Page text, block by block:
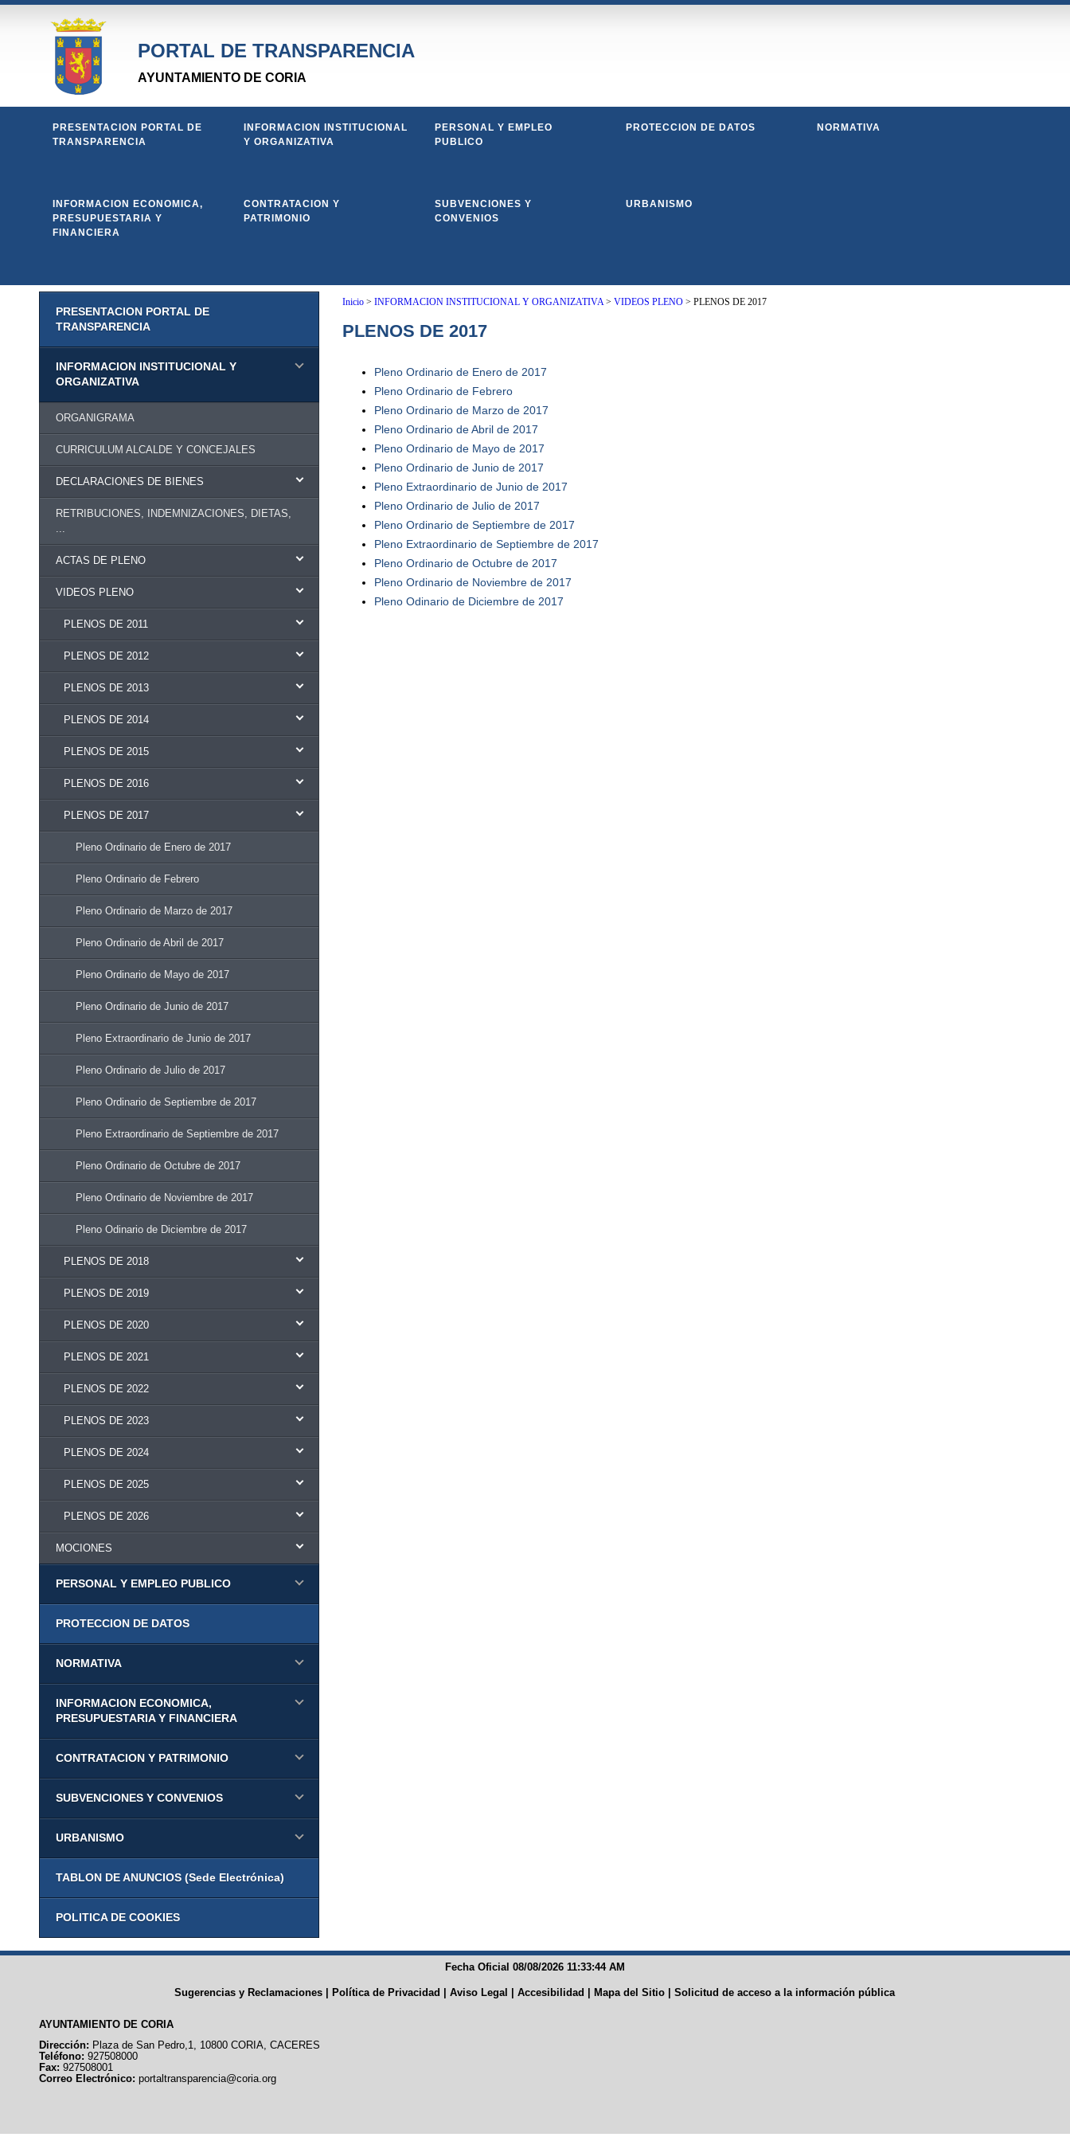
PORTAL DE TRANSPARENCIA
AYUNTAMIENTO DE CORIA
PRESENTACION PORTAL DE
TRANSPARENCIA
INFORMACION INSTITUCIONAL
Y ORGANIZATIVA
PERSONAL Y EMPLEO
PUBLICO
PROTECCION DE DATOS NORMATIVA
INFORMACION ECONOMICA,
PRESUPUESTARIA Y
FINANCIERA
CONTRATACION Y
PATRIMONIO
SUBVENCIONES Y
CONVENIOS
URBANISMO
PRESENTACION PORTAL DE
TRANSPARENCIA
INFORMACION INSTITUCIONAL Y
ORGANIZATIVA
ORGANIGRAMA
CURRICULUM ALCALDE Y CONCEJALES
DECLARACIONES DE BIENES
RETRIBUCIONES, INDEMNIZACIONES, DIETAS,
...
ACTAS DE PLENO
VIDEOS PLENO
PLENOS DE 2011
PLENOS DE 2012
PLENOS DE 2013
PLENOS DE 2014
PLENOS DE 2015
PLENOS DE 2016
PLENOS DE 2017
Pleno Ordinario de Enero de 2017
Pleno Ordinario de Febrero
Pleno Ordinario de Marzo de 2017
Pleno Ordinario de Abril de 2017
Pleno Ordinario de Mayo de 2017
Pleno Ordinario de Junio de 2017
Pleno Extraordinario de Junio de 2017
Pleno Ordinario de Julio de 2017
Pleno Ordinario de Septiembre de 2017
Pleno Extraordinario de Septiembre de 2017
Pleno Ordinario de Octubre de 2017
Pleno Ordinario de Noviembre de 2017
Pleno Odinario de Diciembre de 2017
PLENOS DE 2018
PLENOS DE 2019
PLENOS DE 2020
PLENOS DE 2021
PLENOS DE 2022
PLENOS DE 2023
PLENOS DE 2024
PLENOS DE 2025
PLENOS DE 2026
MOCIONES
PERSONAL Y EMPLEO PUBLICO
PROTECCION DE DATOS
NORMATIVA
INFORMACION ECONOMICA,
PRESUPUESTARIA Y FINANCIERA
CONTRATACION Y PATRIMONIO
SUBVENCIONES Y CONVENIOS
URBANISMO
TABLON DE ANUNCIOS (Sede Electrónica)
POLITICA DE COOKIES
Inicio> INFORMACION INSTITUCIONAL Y ORGANIZATIVA> VIDEOS PLENO> PLENOS DE 2017
PLENOS DE 2017
Pleno Ordinario de Enero de 2017
Pleno Ordinario de Febrero
Pleno Ordinario de Marzo de 2017
Pleno Ordinario de Abril de 2017
Pleno Ordinario de Mayo de 2017
Pleno Ordinario de Junio de 2017
Pleno Extraordinario de Junio de 2017
Pleno Ordinario de Julio de 2017
Pleno Ordinario de Septiembre de 2017
Pleno Extraordinario de Septiembre de 2017
Pleno Ordinario de Octubre de 2017
Pleno Ordinario de Noviembre de 2017
Pleno Odinario de Diciembre de 2017
Fecha Oficial 08/08/2026 11:33:44 AM
Sugerencias y Reclamaciones Política de Privacidad |Aviso Legal |Accesibilidad Mapa del Sitio |Solicitud de acceso a la información pública
AYUNTAMIENTO DE CORIA
Dirección: Plaza de San Pedro,1, 10800 CORIA, CACERES
Teléfono: 927508000
Fax: 927508001
Correo Electrónico: portaltransparencia@coria.org